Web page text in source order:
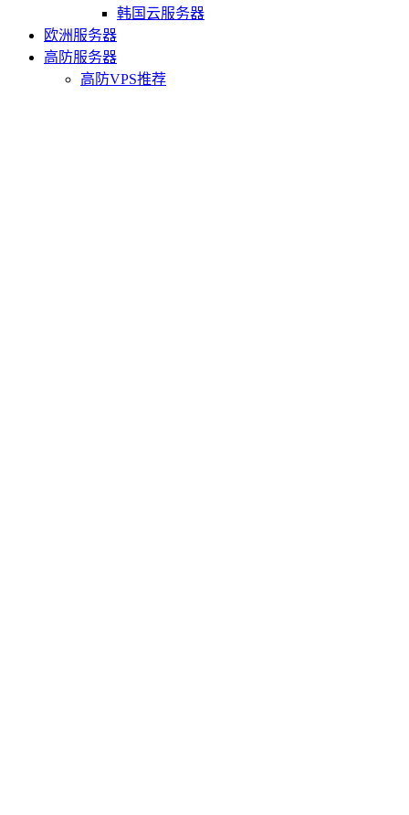
韩国云服务器
欧洲服务器
高防服务器
高防VPS推荐